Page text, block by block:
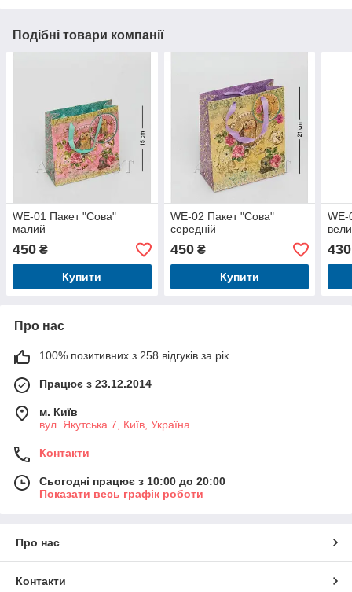
Подібні товари компанії
WE-01 Пакет "Сова"
малий
450 ₴
Купити
WE-02 Пакет "Сова"
середній
450₴
Купити
WE-
430
Про нас
100% позитивних з 258 відгуків за рік
Працює з 23.12.2014
м. Київ
вул. Якутська 7, Київ, Україна
Контакти
Сьогодні працює з 10:00 до 20:00
Показати весь графік роботи
Про нас
Контакти